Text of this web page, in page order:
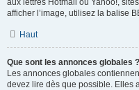
aux lettres Hotmail ou Yahoo!,
afficher l’image, utilisez la balise
Haut
Que sont les annonces globales ?
Les annonces globales
devez lire dès que possible. Elles